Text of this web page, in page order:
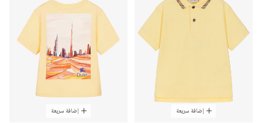
إضافة سريعة إضافة سريعة